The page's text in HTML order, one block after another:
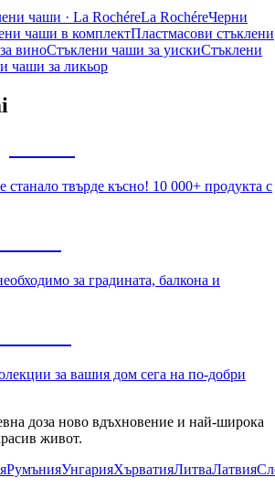
чаши · La RochéreLa RochéreЧерни
чаши в комплектПластмасови стъклени
виноСтъклени чаши за уискиСтъклени
чаши за ликьор
станало твърде късно! 10 000+ продукта с
за градината, балкона и
за вашия дом сега на по-добри
доза ново вдъхновение и най-широка
живот.
РумънияУнгарияХърватияЛитваЛатвия